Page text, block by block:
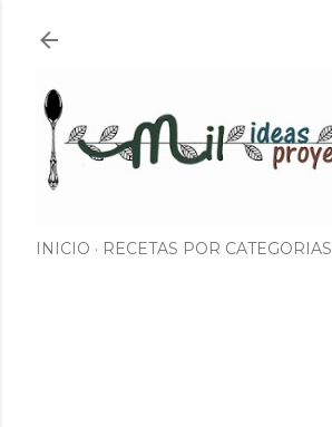
INICIO RECETAS POR CATEGORIAS